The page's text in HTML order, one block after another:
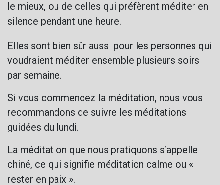
le mieux, ou de celles qui préfèrent méditer en
silence pendant une heure.
Elles sont bien sûr aussi pour les personnes qui
voudraient méditer ensemble plusieurs soirs
par semaine.
Si vous commencez la méditation, nous vous
recommandons de suivre les méditations
guidées du lundi.
La méditation que nous pratiquons s’appelle
chiné, ce qui signifie méditation calme ou «
rester en paix ».